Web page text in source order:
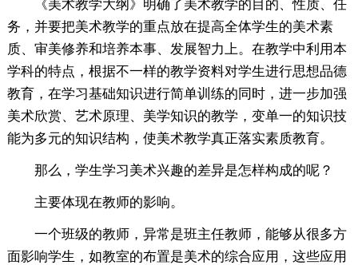
《美术教学大纲》明确了美术教学的目的、性质、任
务，并要把美术教学的重点放在提高全体学生的美术素
质、审美修养和培养本事、发展智力上。在教学中利用本
学科的特点，根据不一样的教学资料对学生进行思想品德
教育，在学习基础知识进行简单训练的同时，进一步加强
美术欣赏、艺术原理、美学知识的教学，变单一的知识技
能为多元的知识结构，使美术教学真正落实素质教育。
那么，学生学习美术兴趣的差异是怎样构成的呢？
主要体现在教师的影响。
一个班级的教师，异常是班主任教师，能够从很多方
面影响学生，如教室的布置是美术的综合应用，这些应用